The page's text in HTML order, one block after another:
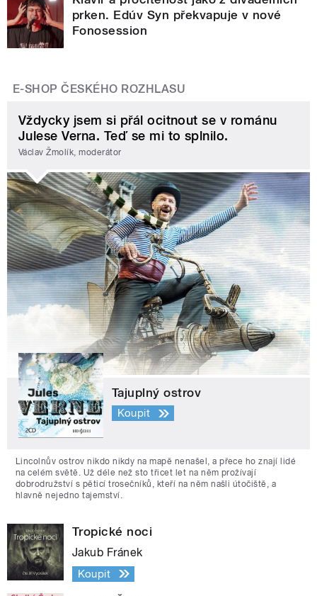
prken. Edúv Syn překvapuje v nové
Fonosession
E-SHOP ČESKÉHO ROZHLASU
Vždycky jsem si přál ocitnout se v románu
Julese Verna. Teď se mi to splnilo.
Václav Žmolík, moderátor
Tajuplný ostrov
Koupit
Lincolnův ostrov nikdo nikdy na mapě nenašel, a přece ho znají lidé
na celém světě. Už déle než sto třicet let na něm prožívají
dobrodružství s pěticí trosečníků, kteří na něm našli útočiště, a
hlavně nejedno tajemství.
Tropické noci
Jakub Fránek
Koupit